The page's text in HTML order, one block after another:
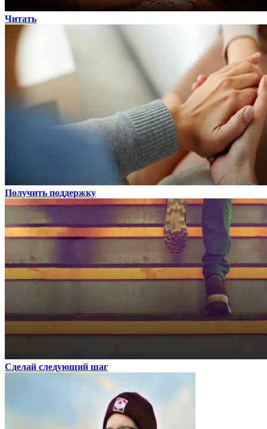
Читать
Получить поддержку
Сделай следующий шаг